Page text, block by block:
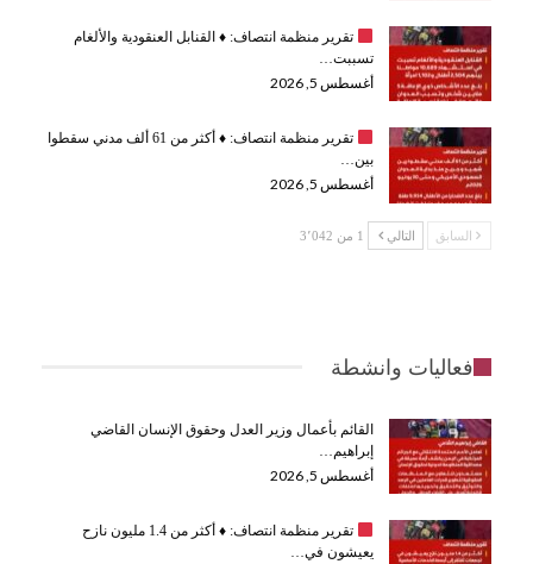
تقرير منظمة انتصاف: ♦️القنابل العنقودية والألغام
تسببت…
أغسطس 5, 2026
تقرير منظمة انتصاف: ♦️
أكثر من 61 ألف مدني سقطوا
بين…
أغسطس 5, 2026
السابق التالي 1 من 3٬042
فعاليات وانشطة
القائم بأعمال وزير العدل وحقوق الإنسان القاضي
إبراهيم…
أغسطس 5, 2026
تقرير منظمة انتصاف: ♦️
أكثر من 1.4 مليون نازح
يعيشون في…